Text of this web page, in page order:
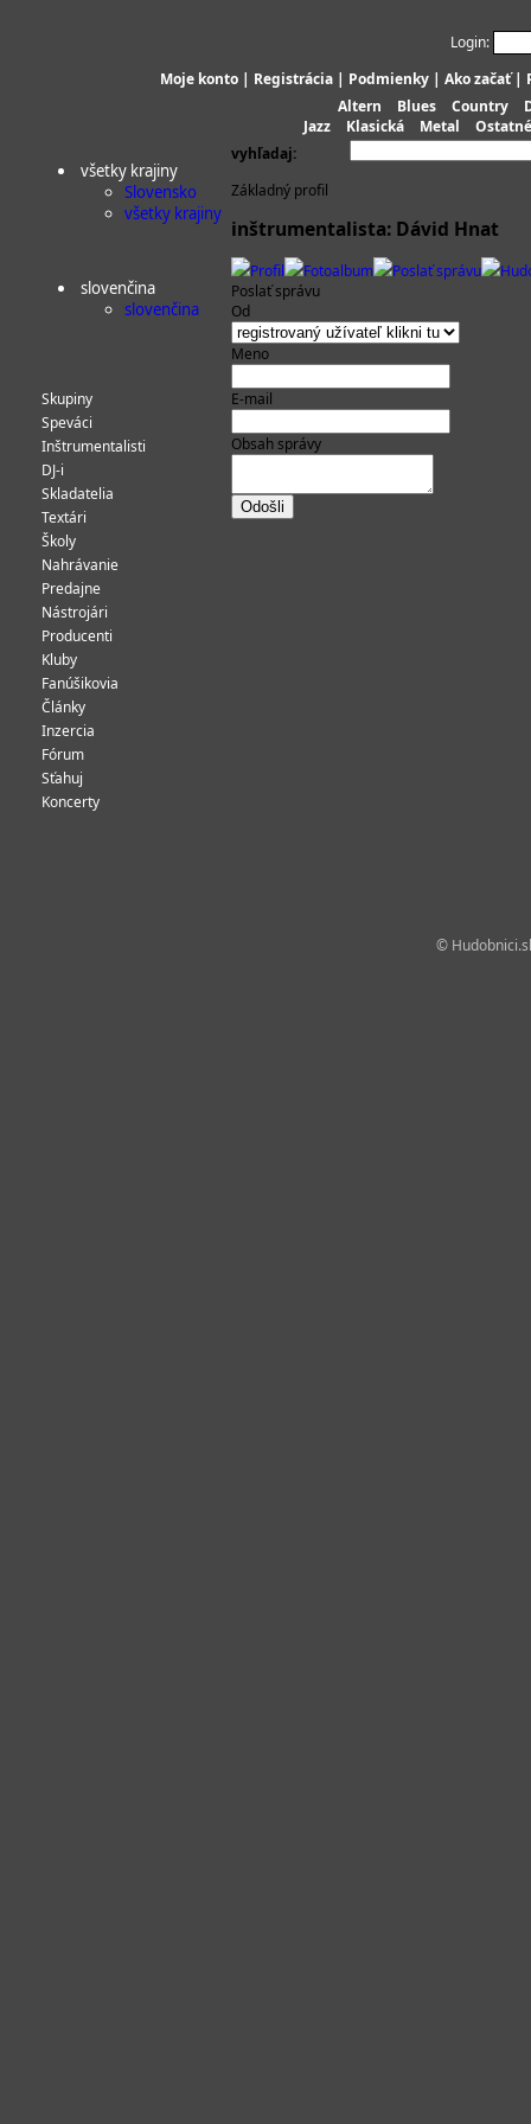
Login:
Moje konto | Registrácia | Podmienky | Ako začať|
Altern
Blues Country
Jazz
Klasická Metal
Ostatné
vyhľadaj:
všetky krajiny
Slovensko
všetky krajiny
slovenčina
slovenčina
Skupiny
Speváci
Inštrumentalisti
DJ-i
Skladatelia
Textári
Školy
Nahrávanie
Predajne
Nástrojári
Producenti
Kluby
Fanúšikovia
Články
Inzercia
Fórum
Sťahuj
Koncerty
Základný profil
inštrumentalista: Dávid Hnat
Profil Fotoalbum Poslať správu
Poslať správu
Od
Meno
E-mail
Obsah správy
©